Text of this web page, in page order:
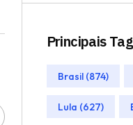
Principais
Brasil (874)
Lula (627)